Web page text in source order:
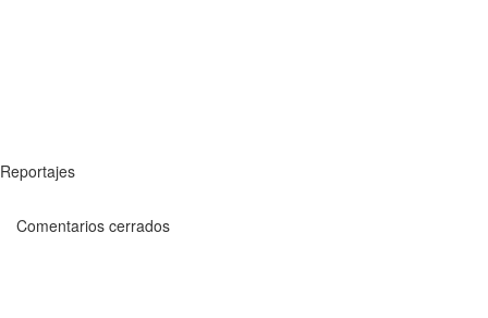
Reportajes
Comentarios cerrados